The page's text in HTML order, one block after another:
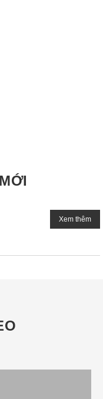
Xem thêm